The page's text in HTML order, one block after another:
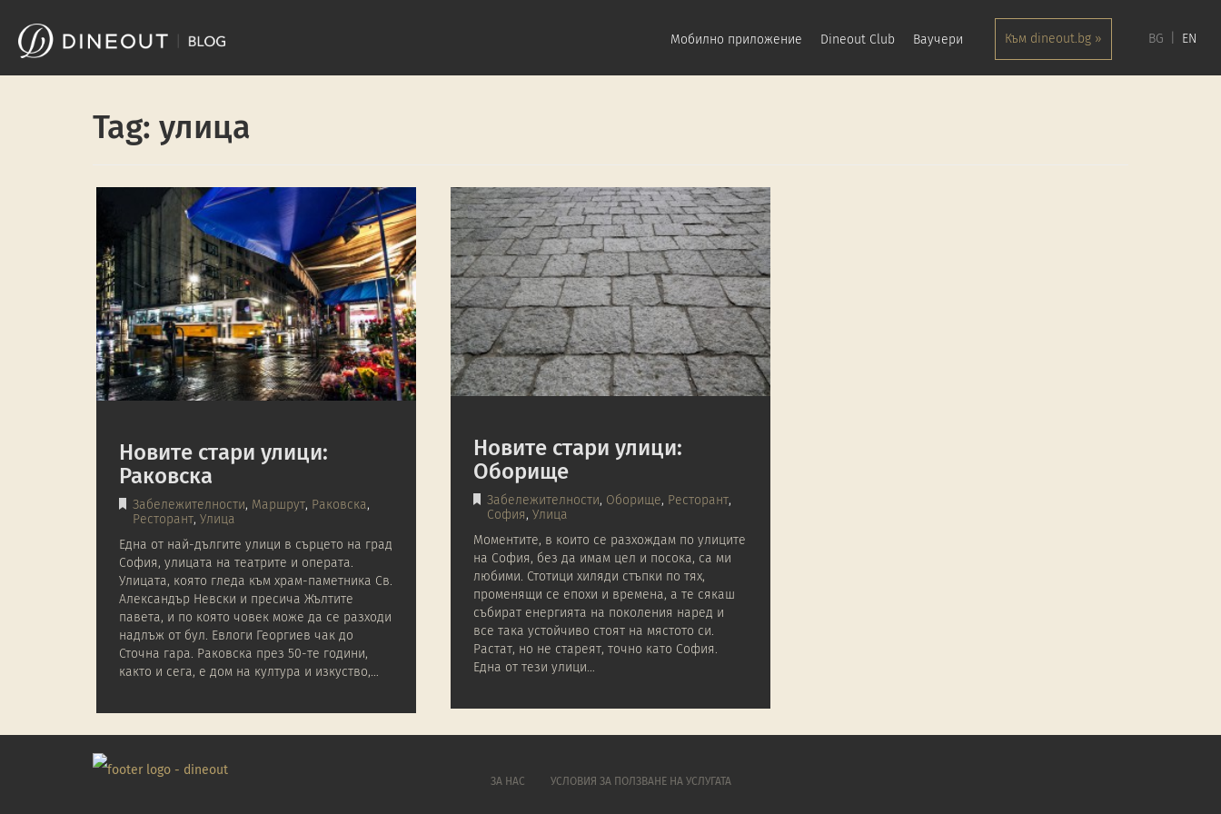
BG EN
Мобилно приложение Dineout Club Ваучери Към dineout.bg »
Tag: улица
Новите стари улици:
Раковска
Забележителности, Маршрут, Раковска ,
Ресторант, Улица
Една от най-дългите улици в сърцето на град
София, улицата на театрите и операта.
Улицата, която гледа към храм-паметника Св.
Александър Невски и пресича Жълтите
павета, и по която човек може да се разходи
надлъж от бул. Евлоги Георгиев чак до
Сточна гара. Раковска през 50-те години,
както и сега, е дом на култура и изкуство,…
Новите стари улици:
Оборище
Забележителности, Оборище, Ресторант,
София, Улица
Моментите, в които се разхождам по улиците
на София, без да имам цел и посока, са ми
любими. Стотици хиляди стъпки по тях,
променящи се епохи и времена, а те сякаш
събират енергията на поколения наред и
все така устойчиво стоят на мястото си.
Растат, но не стареят, точно като София.
Една от тези улици…
ЗА НАС УСЛОВИЯ ЗА ПОЛЗВАНЕ НА УСЛУГАТА